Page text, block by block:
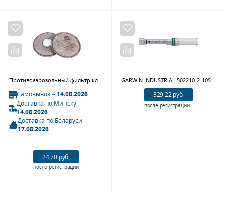
Самовывоз –14.08.2026
Доставка по Минску –
14.08.2026
Доставка по Беларуси –
17.08.2026
24.70 руб.
после регистрации
329.22 руб.
после регистрации